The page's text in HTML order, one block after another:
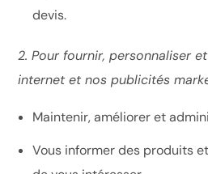
devis.
2. Pour fournir, personnaliser
internet et nos publicités
Maintenir, améliorer et
Vous informer des produits